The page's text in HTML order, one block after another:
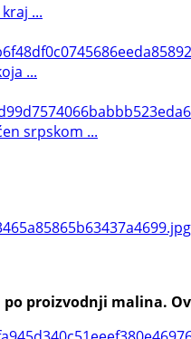
...
...
srpskom ...
po proizvodnji malina.